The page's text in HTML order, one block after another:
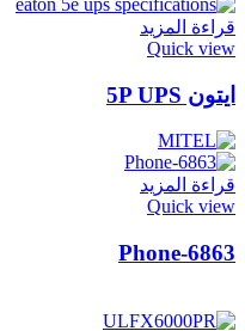
قراءة المزيد
Quick view
ايتون 5P UPS
قراءة المزيد
Quick view
6863-Phone